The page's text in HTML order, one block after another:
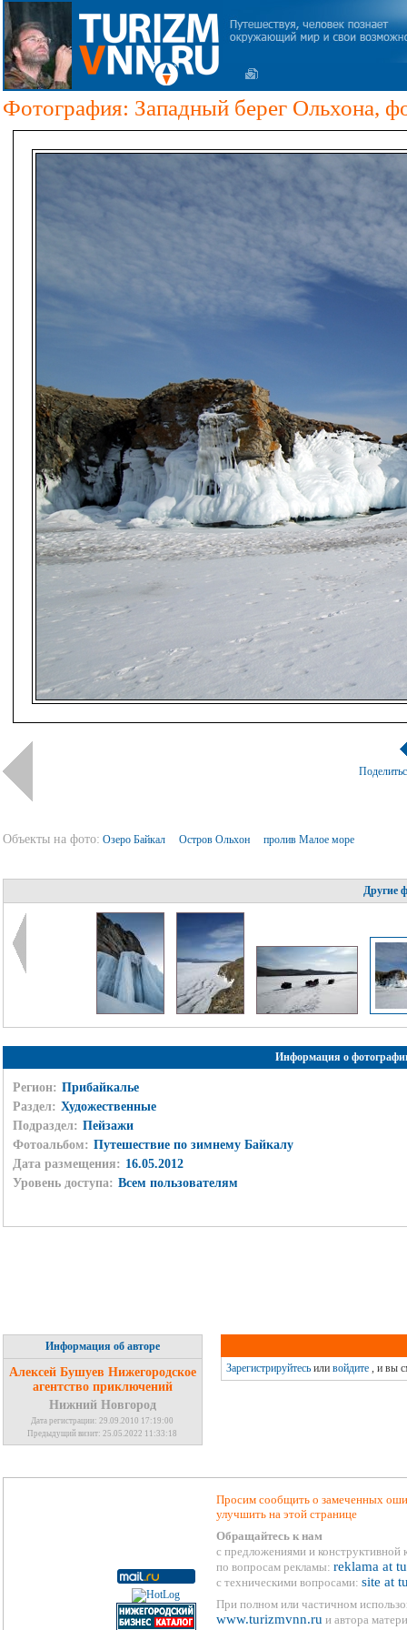
Фотография: Западный берег Ольхона,
Объекты на фото: Озеро Байкал Остров Ольхон пролив Малое море
Другие
Информация о
Регион: Прибайкалье
Раздел: Художественные
Подраздел: Пейзажи
Фотоальбом: Путешествие по зимнему Байкалу
Дата размещения: 16.05.2012
Уровень доступа: Всем пользователям
Информация об авторе
Алексей Бушуев Нижегородское
агентство приключений
Нижний Новгород
Дата регистрации: 29.09.2010 17:19:00
Предыдущий визит: 25.05.2022 11:33:18
Зарегистрируйтесьили войдите, и вы
Просим сообщить о замеченных
улучшить на этой странице
Обращайтесь к нам
с предложениями и конструктивной
по вопросам рекламы: reklama at
с техническими вопросами: site at
При полном или частичном
www.turizmvnn.ru и автора